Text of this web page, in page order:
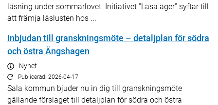
läsning under sommarlovet. Initiativet ”Läsa äger” syftar till
att främja läslusten hos ...
Inbjudan till granskningsmöte – detaljplan för södra
och östra Ängshagen
Nyhet
Publicerad: 2026-04-17
Sala kommun bjuder nu in dig till granskningsmöte
gällande förslaget till detaljplan för södra och östra